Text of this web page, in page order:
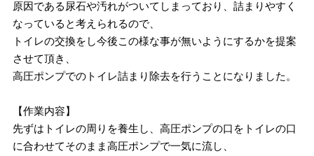
原因である尿石や汚れがついてしまっており、詰まりやすく
なっていると考えられるので、
トイレの交換をし今後この様な事が無いようにするかを提案
させて頂き、
高圧ポンプでのトイレ詰まり除去を行うことになりました。
【作業内容】
先ずはトイレの周りを養生し、高圧ポンプの口をトイレの口
に合わせてそのまま高圧ポンプで一気に流し、